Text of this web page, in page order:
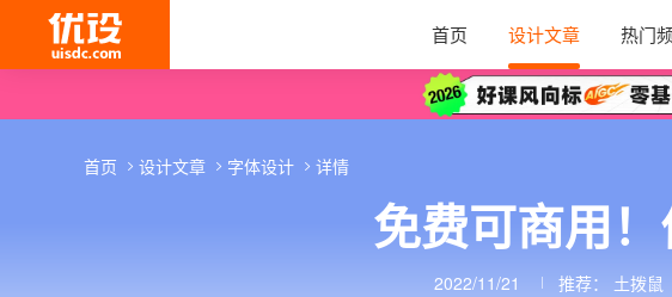
首页 设计文章 热门
免费可商用！
2022/11/21 推荐： 土拨鼠
首页 设计文章 字体设计 详情